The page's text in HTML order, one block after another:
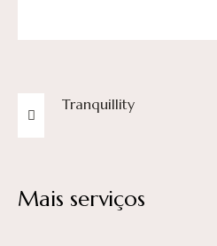
Tranquillity